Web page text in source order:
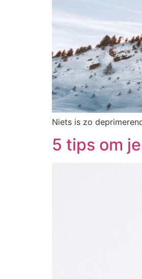
Niets is zo
5 tips om